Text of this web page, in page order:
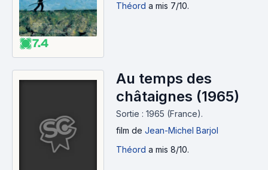
7.4
Théord a mis 7/10.
Au temps des
châtaignes (1965)
Sortie : 1965 (France).
film de Jean-Michel Barjol
Théord a mis 8/10.